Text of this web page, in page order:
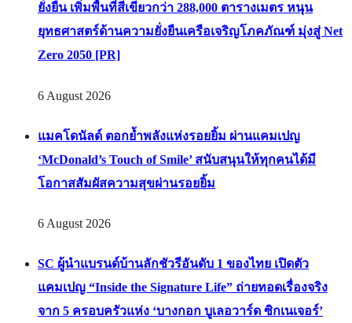
ยั่งยืน เพิ่มพื้นที่สีเขียวกว่า 288,000 ตารางเมตร หนุน
ยุทธศาสตร์ด้านความยั่งยืนเครือเจริญโภคภัณฑ์ มุ่งสู่ Net
Zero 2050 [PR]
6 August 2026
แมคโดนัลด์ ตอกย้ำพลังแห่งรอยยิ้ม ผ่านแคมเปญ
‘McDonald’s Touch of Smile’ สนับสนุนให้ทุกคนได้มี
โอกาสสัมผัสความสุขผ่านรอยยิ้ม
6 August 2026
SC ผู้นำแบรนด์บ้านลักชัวรีอันดับ 1 ของไทย เปิดตัว
แคมเปญ “Inside the Signature Life” ถ่ายทอดเรื่องจริง
จาก 5 ครอบครัวแห่ง ‘บางกอก บูเลอวาร์ด ซิกเนเจอร์’